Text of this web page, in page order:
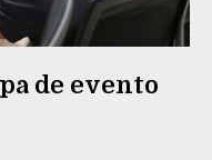
de evento